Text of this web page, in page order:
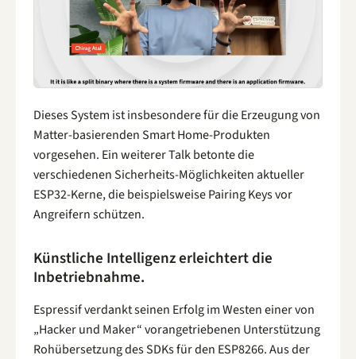
Dieses System ist insbesondere für die Erzeugung von
Matter-basierenden Smart Home-Produkten
vorgesehen. Ein weiterer Talk betonte die
verschiedenen Sicherheits-Möglichkeiten aktueller
ESP32-Kerne, die beispielsweise Pairing Keys vor
Angreifern schützen.
Künstliche Intelligenz erleichtert die
Inbetriebnahme.
Espressif verdankt seinen Erfolg im Westen einer von
„Hacker und Maker“ vorangetriebenen Unterstützung
Rohübersetzung des SDKs für den ESP8266. Aus der